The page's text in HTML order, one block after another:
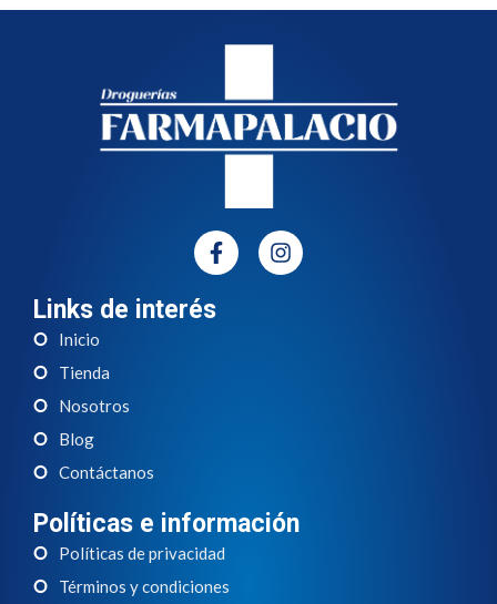
Links de interés
Inicio
Tienda
Nosotros
Blog
Contáctanos
Políticas e información
Políticas de privacidad
Términos y condiciones